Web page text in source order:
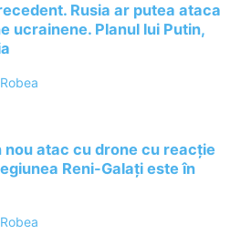
Rusia ar putea ataca
ucrainene. Planul lui Putin,
nou atac cu drone cu reacție
Reni-Galați este în